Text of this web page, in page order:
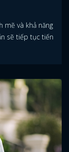
mẽ và khả năng
sẽ tiếp tục tiến